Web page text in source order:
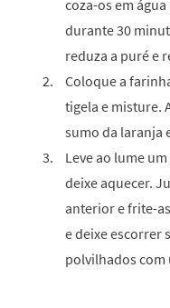
coza-os em
durante 30
reduza a puré e
Coloque a
tigela e misture.
sumo da laranja
Leve ao lume
deixe aquecer.
anterior e frite-
e deixe escorrer
polvilhados com